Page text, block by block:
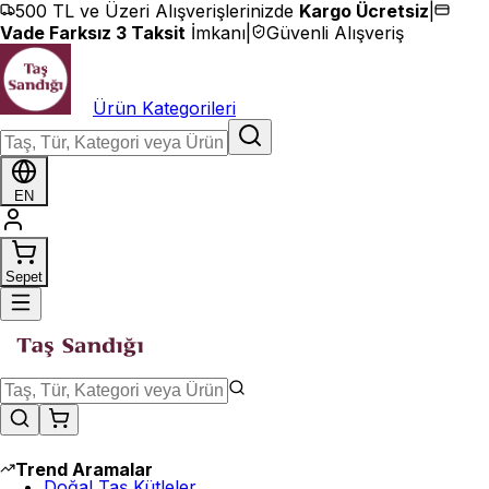
İçeriğe geç
500 TL ve Üzeri Alışverişlerinizde Kargo Ücretsiz
Vade Farksız 3 Taksit İmkanı Güvenli Alışveriş
Ürün Kategorileri
EN
Sepet
Trend Aramalar